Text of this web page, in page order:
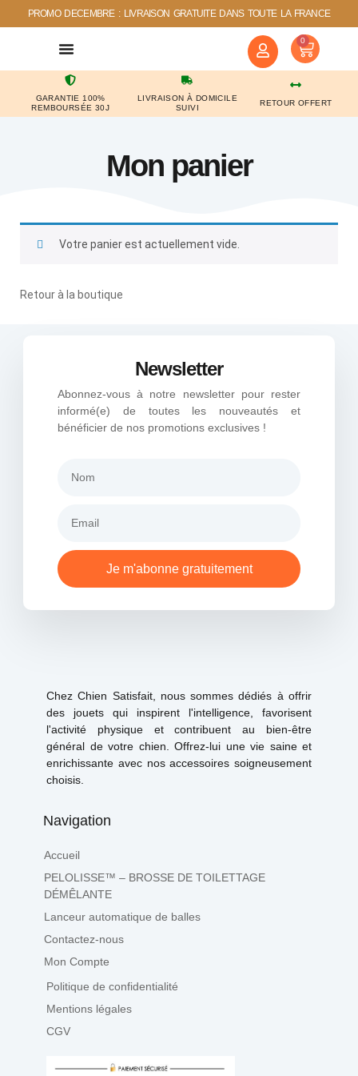
PROMO DECEMBRE : LIVRAISON GRATUITE DANS TOUTE LA FRANCE
0
GARANTIE 100%
REMBOURSÉE 30J
LIVRAISON À DOMICILE
SUIVI
RETOUR OFFERT
Mon panier
Votre panier est actuellement vide.
Retour à la boutique
Newsletter
Abonnez-vous à notre newsletter pour rester
informé(e) de toutes les nouveautés et
bénéficier de nos promotions exclusives !
Je m'abonne gratuitement
Chez Chien Satisfait, nous sommes dédiés à offrir
des jouets qui inspirent l'intelligence, favorisent
l'activité physique et contribuent au bien-être
général de votre chien. Offrez-lui une vie saine et
enrichissante avec nos accessoires soigneusement
choisis.
Navigation
Accueil
PELOLISSE™ – BROSSE DE TOILETTAGE
DÉMÊLANTE
Lanceur automatique de balles
Contactez-nous
Mon Compte
Politique de confidentialité
Mentions légales
CGV